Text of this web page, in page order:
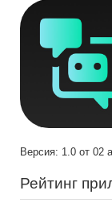
Версия: 1.0 от 02
Рейтинг